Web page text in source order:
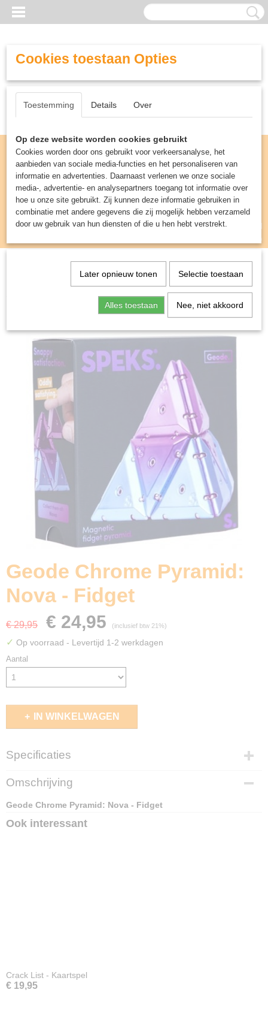
Inloggen Registreren
UW WINKELWAGEN
(0)
Spellen & Puzzels> Geode Chrome Pyramid:
Geode Chrome Pyramid:
Nova - Fidget
€ 29,95 € 24,95 (inclusief btw 21%)
✓ Op voorraad - Levertijd 1-2 werkdagen
Aantal
IN WINKELWAGEN
Specificaties
EAN code
850073566008
Omschrijving
Geode Chrome Pyramid: Nova - Fidget
Ook interessant
Crack List - Kaartspel
€ 19,95
Cookies toestaan Opties
Toestemming Details Over
Op deze website worden cookies gebruikt
Cookies worden door ons gebruikt voor verkeersanalyse, het
aanbieden van sociale media-functies en het personaliseren van
informatie en advertenties. Daarnaast verlenen we onze sociale
media-, advertentie- en analysepartners toegang tot informatie over
hoe u onze site gebruikt. Zij kunnen deze informatie gebruiken in
combinatie met andere gegevens die zij mogelijk hebben verzameld
door uw gebruik van hun diensten of die u hen hebt verstrekt.
Later opnieuw tonen Selectie toestaan
Alles toestaan Nee, niet akkoord